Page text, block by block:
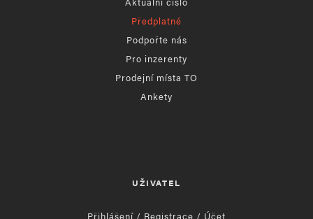
Předplatné
Podpořte nás
Pro inzerenty
Prodejní místa TO
Ankety
UŽIVATEL
Přihlášení / Registrace / Účet